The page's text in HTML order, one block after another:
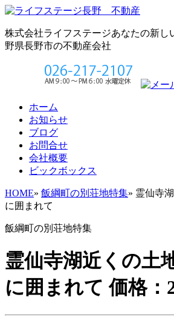
株式会社ライフステージあなたの新し
野県長野市の不動産会社
ホーム
お知らせ
ブログ
お問合せ
会社概要
ビックボックス
HOME» 飯綱町の別荘地特集» 霊仙寺
に囲まれて
飯綱町の別荘地特集
霊仙寺湖近くの
に囲まれて価格：